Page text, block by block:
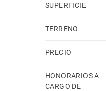
SUPERFICIE
TERRENO
PRECIO
HONORARIOS A
CARGO DE